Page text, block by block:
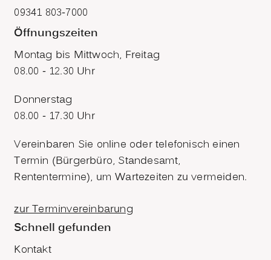
09341 803-7000
Öffnungszeiten
Montag bis Mittwoch, Freitag
08.00 - 12.30 Uhr
Donnerstag
08.00 - 17.30 Uhr
Vereinbaren Sie online oder telefonisch einen
Termin (Bürgerbüro, Standesamt,
Rententermine), um Wartezeiten zu vermeiden.
zur Terminvereinbarung
Schnell gefunden
Kontakt